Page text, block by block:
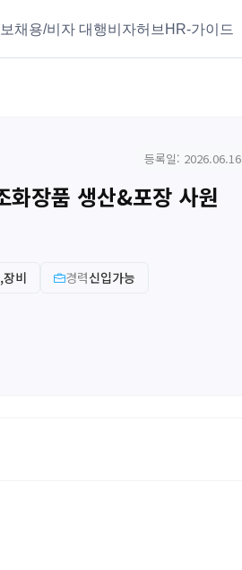
채용/비자 대행비자허브 HR-가이드
등록일: 2026.06.16
화장품 생산&포장 사원
비 경력신입가능